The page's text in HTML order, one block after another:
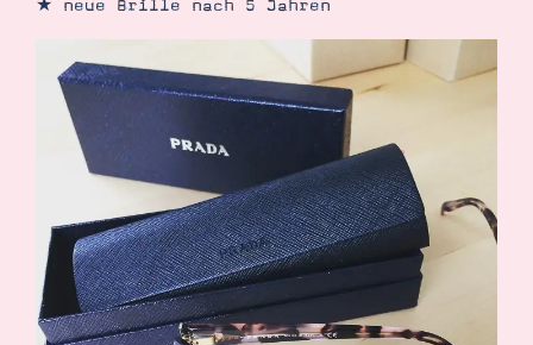
★ neue Brille nach 5 Jahren